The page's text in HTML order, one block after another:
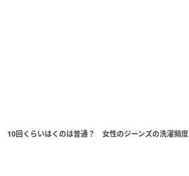
10回くらいはくのは普通？ 女性のジーンズの洗濯頻度